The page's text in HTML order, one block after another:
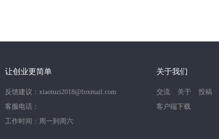
让创业更简单
反馈建议：xiaotuzi2018@foxmail.com
客服电话：
工作时间：周一到周六
关于我们
交流 关于
投稿
客户端下载